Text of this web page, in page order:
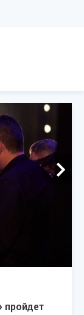
пройдет